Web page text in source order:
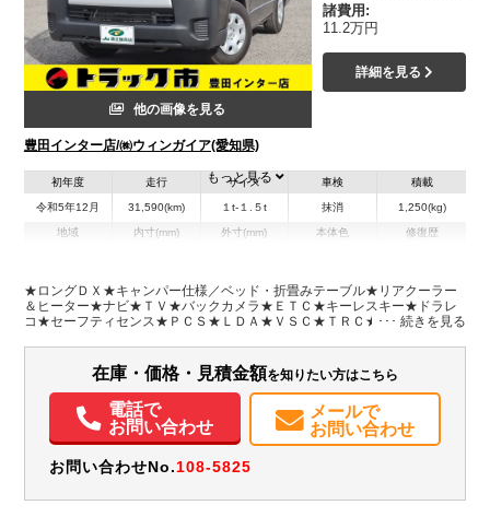
他の画像を見る
豊田インター店/㈱ウィンガイア(愛知県)
諸費用:
11.2万円
詳細を見る
初年度
令和5年12月
走行
31,590(km)
サイズ
１t-１.５t
車検
抹消
積載
1,250(kg)
地域 内寸(mm)
H:1,310
外寸(mm)
H:1,980
本体色 修復歴
装備情報
TV ETC バックモニター ドラレコ
記録簿（一部含む）
取扱説明書（一部含む）
メンテナンスノート（保証書）
もっと見る
★ロングＤＸ★キャンパー仕様／ベッド・折畳みテーブル★リアクーラー
＆ヒーター★ナビ★ＴＶ★バックカメラ★ＥＴＣ★キーレスキー★ドラレ
コ★セーフティセンス★ＰＣＳ★ＬＤＡ★ＶＳＣ★ＴＲＣ★ＷエアＢ★ス
★１ＴＲエンジン１３６馬力★保証書・記録簿３枚・予備キーレスキー★
取説★フロアマット・バイザー
在庫・価格・見積金額を知りたい方はこちら
電話で
お問い合わせ
メールで
お問い合わせ
お問い合わせNo.108-5825